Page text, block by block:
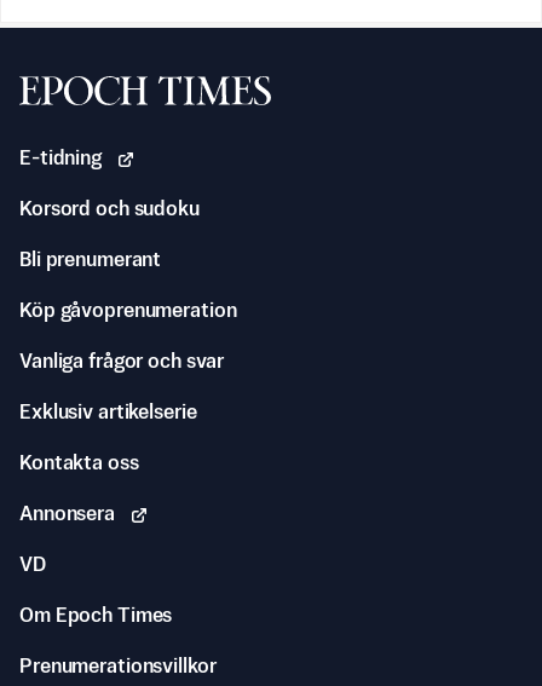
Svenska Epoch Times
E-tidning
Korsord och sudoku
Bli prenumerant
Köp gåvoprenumeration
Vanliga frågor och svar
Exklusiv artikelserie
Kontakta oss
Annonsera
VD
Om Epoch Times
Prenumerationsvillkor